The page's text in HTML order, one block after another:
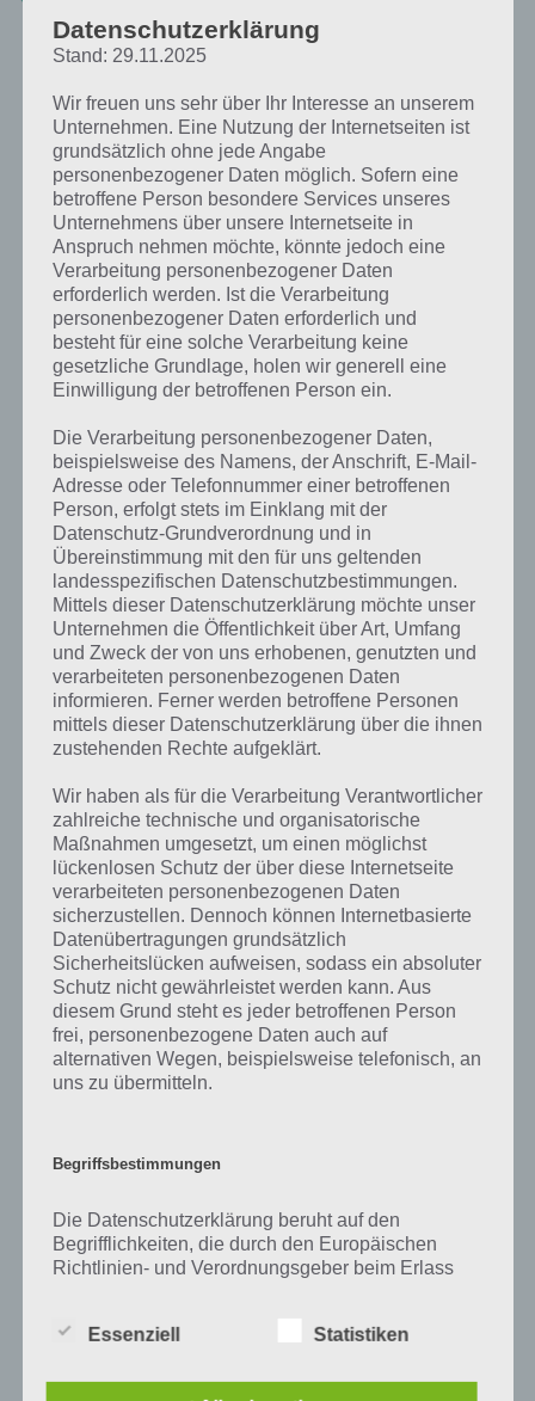
Märchenwelt im Mai 2024 !
Kurze Begriffserklärung zur Lösung Reh
Reh ist die Lösung für das tägliche Rätsel am 6.5.2024 in 4 Bilder 1
Wort, doch welche Bedeutung hat dieses eigentlich und was gibt es
dazu zu wissen? Passt das Wort auch zu Zauberhafte Märchenwelt?
kurze Begriffserklärung!
Zu Reh haben wir zunächst keine weiteren Informationen parat!
Auf WhatsApp teilen Teilen auf Facebook
Tweet auf Twitter
Datenschutzerklärung
Stand: 29.11.2025
Wir freuen uns sehr über Ihr Interesse an unserem
Unternehmen. Eine Nutzung der Internetseiten ist
grundsätzlich ohne jede Angabe
personenbezogener Daten möglich. Sofern eine
betroffene Person besondere Services unseres
Unternehmens über unsere Internetseite in
Anspruch nehmen möchte, könnte jedoch eine
Verarbeitung personenbezogener Daten
erforderlich werden. Ist die Verarbeitung
personenbezogener Daten erforderlich und
besteht für eine solche Verarbeitung keine
gesetzliche Grundlage, holen wir generell eine
Einwilligung der betroffenen Person ein.
Die Verarbeitung personenbezogener Daten,
beispielsweise des Namens, der Anschrift, E-Mail-
Adresse oder Telefonnummer einer betroffenen
Person, erfolgt stets im Einklang mit der
Datenschutz-Grundverordnung und in
Übereinstimmung mit den für uns geltenden
landesspezifischen Datenschutzbestimmungen.
Mittels dieser Datenschutzerklärung möchte unser
Unternehmen die Öffentlichkeit über Art, Umfang
und Zweck der von uns erhobenen, genutzten und
verarbeiteten personenbezogenen Daten
informieren. Ferner werden betroffene Personen
mittels dieser Datenschutzerklärung über die ihnen
zustehenden Rechte aufgeklärt.
Wir haben als für die Verarbeitung Verantwortlicher
zahlreiche technische und organisatorische
Maßnahmen umgesetzt, um einen möglichst
lückenlosen Schutz der über diese Internetseite
verarbeiteten personenbezogenen Daten
sicherzustellen. Dennoch können Internetbasierte
Datenübertragungen grundsätzlich
Sicherheitslücken aufweisen, sodass ein absoluter
Schutz nicht gewährleistet werden kann. Aus
diesem Grund steht es jeder betroffenen Person
frei, personenbezogene Daten auch auf
alternativen Wegen, beispielsweise telefonisch, an
uns zu übermitteln.
Begriffsbestimmungen
Die Datenschutzerklärung beruht auf den
Begrifflichkeiten, die durch den Europäischen
Richtlinien- und Verordnungsgeber beim Erlass
soll sowohl für die Öffentlichkeit als auch für
lesbar und verständlich sein. Um dies zu
Essenziell Statistiken